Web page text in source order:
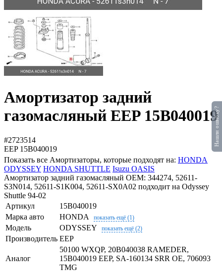
Амортизатор задний
газомасляный EEP 15B040019
#2723514
EEP 15B040019
Показать все Амортизаторы, которые подходят на: HONDA
ODYSSEY HONDA SHUTTLE Isuzu OASIS
Амортизатор задний газомасляный OEM: 344274, 52611-
S3N014, 52611-S1K004, 52611-SX0A02 подходит на Odyssey
Shuttle 94-02
Артикул
15B040019
Марка авто
HONDA показать ещё (1)
Модель ODYSSEY показать ещё (2)
Производитель EEP
Аналог
50100 WXQP, 20B040038 RAMEDER,
15B040019 EEP, SA-160134 SRR OE, 706093
TMG
Нашли ошибку?